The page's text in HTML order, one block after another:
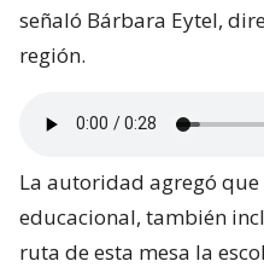
señaló Bárbara Eytel,
región.
La autoridad agregó
educacional, también
ruta de esta mesa la